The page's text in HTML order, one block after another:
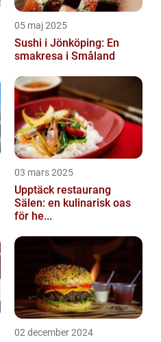
05 maj 2025
Sushi i Jönköping: En
smakresa i Småland
03 mars 2025
Upptäck restaurang
Sälen: en kulinarisk oas
för he...
02 december 2024